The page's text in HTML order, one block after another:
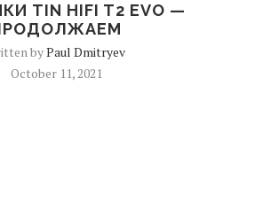
TIN HIFI T2 EVO —
byPaul Dmitryev
October 11, 2021